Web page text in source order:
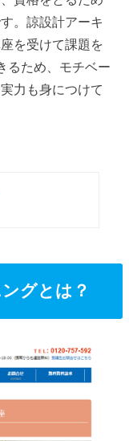
。諒設計アーキ
を受けて課題を
るため、モチベー
力も身につけて
グとは？